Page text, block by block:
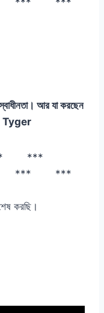
*** ***
আর যা করছেন
Tyger
***
*** ***
করছি।